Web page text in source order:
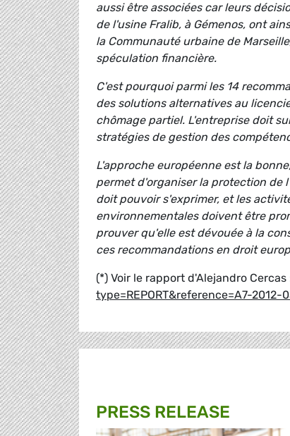
aussi être associées car leurs
de l'usine Fralib, à Gémenos, ont
la Communauté urbaine de
spéculation financière.
C'est pourquoi parmi les 14
des solutions alternatives au
chômage partiel. L'entreprise doit
stratégies de gestion des
L'approche européenne est la
permet d'organiser la protection de
doit pouvoir s'exprimer, et les
environnementales doivent être
prouver qu'elle est dévouée à la
ces recommandations en droit
(*) Voir le rapport d'Alejandro Cercas
type=REPORT&reference=A7-2012-
PRESS RELEASE